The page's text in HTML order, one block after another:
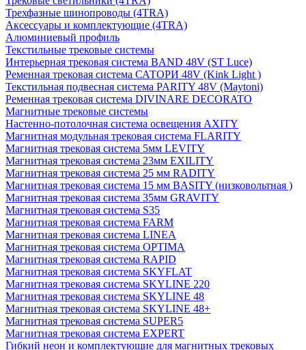
Трехфазные шинопроводы (4TRA)
Аксессуары и комплектующие (4TRA)
Алюминиевый профиль
Текстильные трековые системы
Интерьерная трековая система BAND 48V (ST Luce)
Ременная трековая система САТОРИ 48V (Kink Light )
Текстильная подвесная система PARITY 48V (Maytoni)
Ременная трековая система DIVINARE DECORATO
Магнитные трековые системы
Настенно-потолочная система освещения AXITY
Магнитная модульная трековая система FLARITY
Магнитная трековая система 5мм LEVITY
Магнитная трековая система 23мм EXILITY
Магнитная трековая система 25 мм RADITY
Магнитная трековая система 15 мм BASITY (низковольтная )
Магнитная трековая система 35мм GRAVITY
Магнитная трековая система S35
Магнитная трековая система FARM
Магнитная трековая система LINEA
Магнитная трековая система OPTIMA
Магнитная трековая система RAPID
Магнитная трековая система SKYFLAT
Магнитная трековая система SKYLINE 220
Магнитная трековая система SKYLINE 48
Магнитная трековая система SKYLINE 48+
Магнитная трековая система SUPER5
Магнитная трековая система EXPERT
Гибкий неон и комплектующие для магнитных трековых